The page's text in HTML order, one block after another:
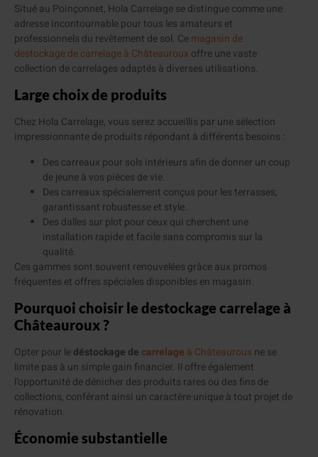
Situé au Poinçonnet, Hola Carrelage se distingue comme une
adresse incontournable pour tous les amateurs et
professionnels du revêtement de sol. Cemagasin de
destockage de carrelage à Châteauroux offre une vaste
collection de carrelages adaptés à diverses utilisations.
Large choix de produits
Chez Hola Carrelage, vous serez accueillis par une sélection
impressionnante de produits répondant à différents besoins :
Des carreaux pour sols intérieurs afin de donner un coup
de jeune à vos pièces de vie.
Des carreaux spécialement conçus pour les terrasses,
garantissant robustesse et style.
Des dalles sur plot pour ceux qui cherchent une
installation rapide et facile sans compromis sur la
qualité.
Ces gammes sont souvent renouvelées grâce aux promos
fréquentes et offres spéciales disponibles en magasin.
Pourquoi choisir le destockage carrelage à
Châteauroux ?
Opter pour ledéstockage decarrelage à Châteauroux ne se
limite pas à un simple gain financier. Il offre également
l’opportunité de dénicher des produits rares ou des fins de
collections, conférant ainsi un caractère unique à tout projet de
rénovation.
Économie substantielle